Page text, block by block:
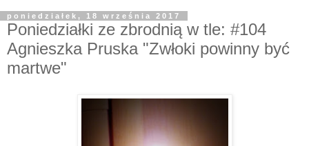
poniedziałek, 18 września 2017
Poniedziałki ze zbrodnią w tle: #104
Agnieszka Pruska "Zwłoki powinny być
martwe"